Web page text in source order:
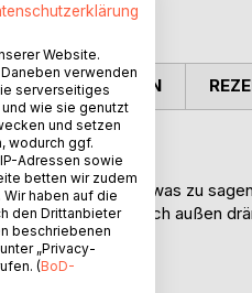
nur, wenn ich etwas zu
heraus muss. Nach außen
PRESSESTIMMEN
Website.
verwenden
serverseitiges
wie sie genutzt
und setzen
wodurch ggf.
Adressen sowie
betten wir zudem
haben auf die
den Drittanbieter
beschriebenen
„Privacy-
(BoD-